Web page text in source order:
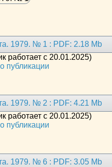
1979. № 1 : PDF: 2.18 Mb
работает с 20.01.2025)
публикации
1979. № 2 : PDF: 4.21 Mb
работает с 20.01.2025)
публикации
1979. № 6 : PDF: 3.05 Mb